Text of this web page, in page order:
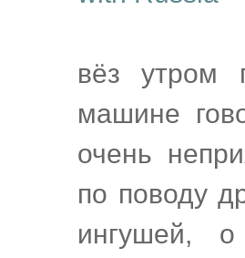
вёз утром
машине
очень
по поводу
ингушей,